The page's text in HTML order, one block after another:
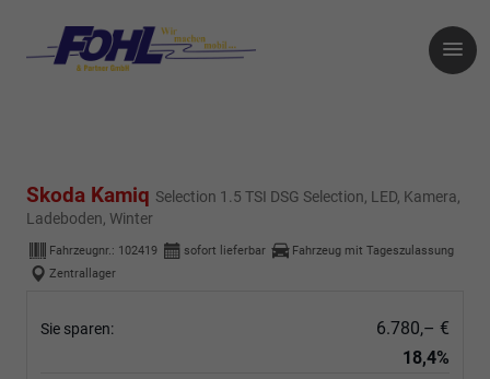
Skoda Kamiq Selection 1.5 TSI DSG Selection, LED, Kamera,
Ladeboden, Winter
Fahrzeugnr.: 102419 sofort lieferbar
Fahrzeug mit Tageszulassung
Zentrallager
Sie sparen:
6.780,– €
18,4%